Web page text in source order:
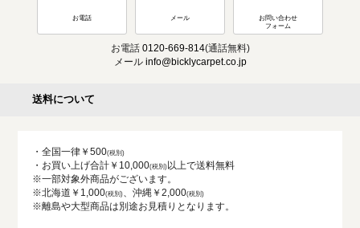
お電話 メール
お問い合わせ
フォーム
お電話 0120-669-814(通話無料)
メール info@bicklycarpet.co.jp
送料について
・全国一律￥500
・お買い上げ合計￥10,000
以上で送料無料
※一部対象外商品がございます。
※北海道￥1,000
、沖縄￥2,000
※離島や大型商品は別途お見積りとなります。